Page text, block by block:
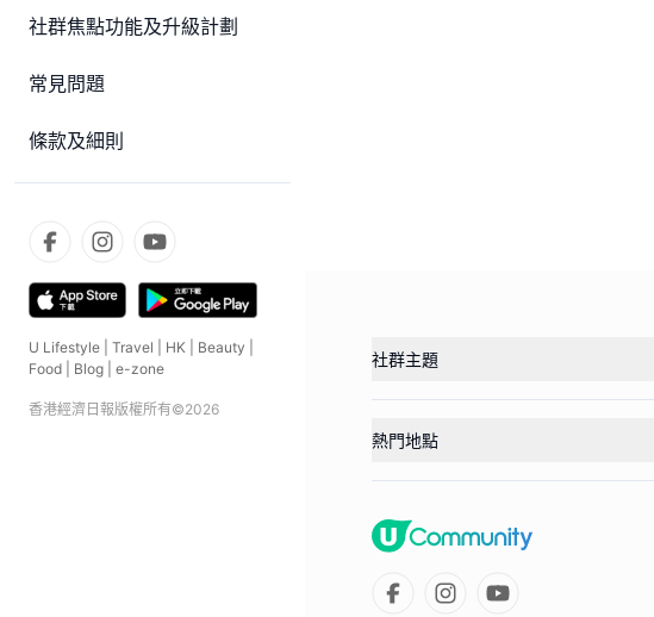
社群焦點功能及升級計劃
常見問題
條款及細則
U Lifestyle Travel HK Beauty
Food
Blog e-zone
香港經濟日報版權所有©2026
社群主題
熱門地點